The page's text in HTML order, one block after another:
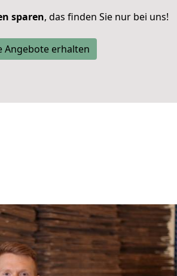
sparen, das finden Sie nur bei uns!
Angebote erhalten